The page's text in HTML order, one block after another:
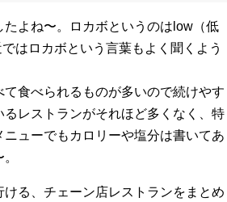
よね〜。ロカボというのはlow（低
はロカボという言葉もよく聞くよう
食べられるものが多いので続けやす
レストランがそれほど多くなく、特
ューでもカロリーや塩分は書いてあ
る、チェーン店レストランをまとめ